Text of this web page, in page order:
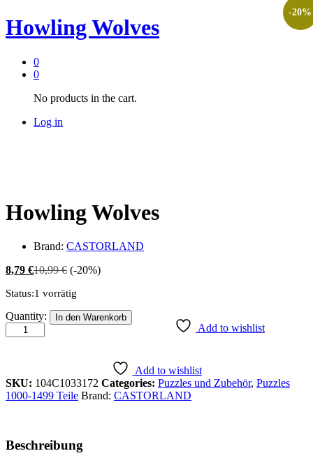
Howling Wolves
0
0
No products in the cart.
Log in
Howling Wolves
Brand: CASTORLAND
8,79 €10,99€ (-20%)
Status:1 vorrätig
Howling
Wolves
quantity
Quantity: In den Warenkorb
Add to wishlist
Add to wishlist
SKU: 104C1033172 Categories: Puzzles und Zubehör, Puzzles
1000-1499 Teile Brand: CASTORLAND
Beschreibung
-20%